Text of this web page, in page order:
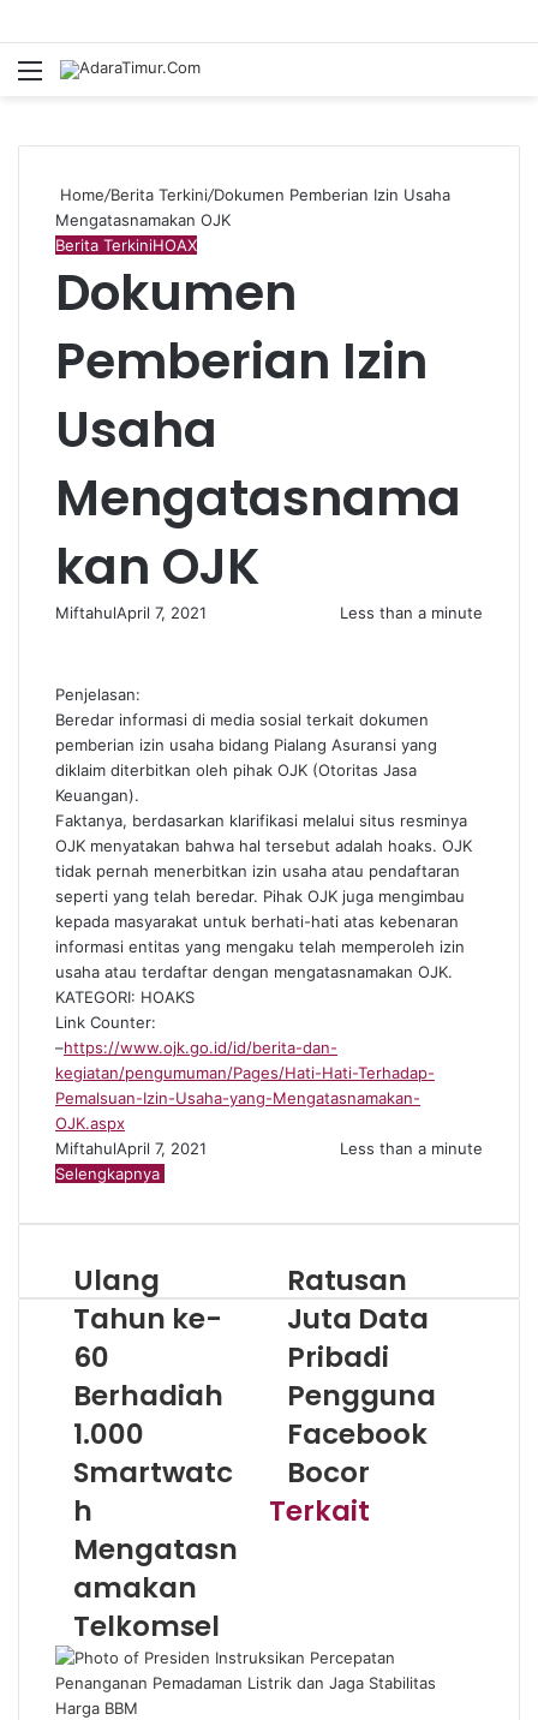
Menu
Home/Berita Terkini/Dokumen Pemberian Izin Usaha
Mengatasnamakan OJK
Berita TerkiniHOAX
Dokumen
Pemberian Izin
Usaha
Mengatasnama
kan OJK
MiftahulApril 7, 2021 Less than a minute
Penjelasan:
Beredar informasi di media sosial terkait dokumen
pemberian izin usaha bidang Pialang Asuransi yang
diklaim diterbitkan oleh pihak OJK (Otoritas Jasa
Keuangan).
Faktanya, berdasarkan klarifikasi melalui situs resminya
OJK menyatakan bahwa hal tersebut adalah hoaks. OJK
tidak pernah menerbitkan izin usaha atau pendaftaran
seperti yang telah beredar. Pihak OJK juga mengimbau
kepada masyarakat untuk berhati-hati atas kebenaran
informasi entitas yang mengaku telah memperoleh izin
usaha atau terdaftar dengan mengatasnamakan OJK.
KATEGORI: HOAKS
Link Counter:
–https://www.ojk.go.id/id/berita-dan-
kegiatan/pengumuman/Pages/Hati-Hati-Terhadap-
Pemalsuan-Izin-Usaha-yang-Mengatasnamakan-
OJK.aspx
MiftahulApril 7, 2021
Less than a minute
Selengkapnya
Ulang
Tahun ke-
60
Berhadiah
1.000
Smartwatc
h
Mengatasn
amakan
Telkomsel
Ratusan
Juta Data
Pribadi
Pengguna
Facebook
Bocor
Terkait